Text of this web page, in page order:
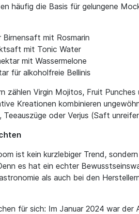
häufig die Basis für gelungene
Birnensaft mit Rosmarin
mit Tonic Water
mit Wassermelone
für alkoholfreie Bellinis
zählen Virgin Mojitos, Fruit
Kreationen kombinieren
Teeauszüge oder Verjus (Saft
ist kein kurzlebiger Trend,
es hat ein echter
als auch bei den
für sich: Im Januar 2024 war der